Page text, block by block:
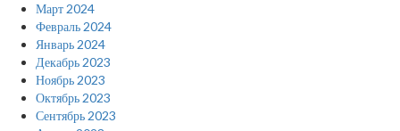
Март 2024
Февраль 2024
Январь 2024
Декабрь 2023
Ноябрь 2023
Октябрь 2023
Сентябрь 2023